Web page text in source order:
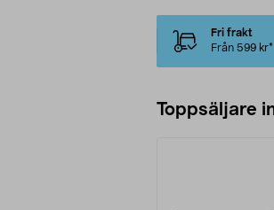
Fri frakt
Från 599 kr*
Toppsäljare